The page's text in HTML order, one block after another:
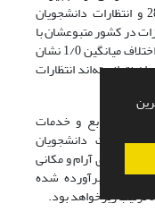
کتابخانه‌های دانشگاه تهران با میانگین 28/3 و انتظارات دانشجویان
در کشور متبوعشان با
میانگین 38/3 تفاوت معنی‌داری وجود دارد و اختلاف میانگین 1/0 نشان
نتوانسته‌اند انتظارات
و منابع و خدمات
انتظارات دانشجویان
کردن فضای آرام و مکانی
برآورده شده
زیرخواهد بود.